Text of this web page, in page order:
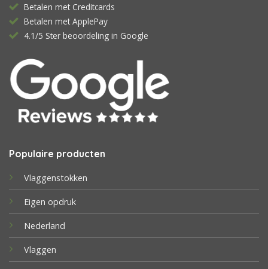
Betalen met Creditcards
Betalen met ApplePay
4.1/5 Ster beoordeling in Google
Populaire producten
Vlaggenstokken
Eigen opdruk
Nederland
Vlaggen